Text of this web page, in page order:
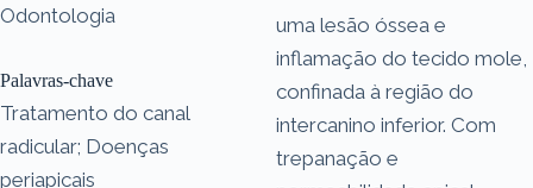
Odontologia
Palavras-chave
Tratamento do canal
radicular; Doenças
periapicais
uma lesão óssea e
inflamação do tecido mole,
confinada à região do
intercanino inferior. Com
trepanação e